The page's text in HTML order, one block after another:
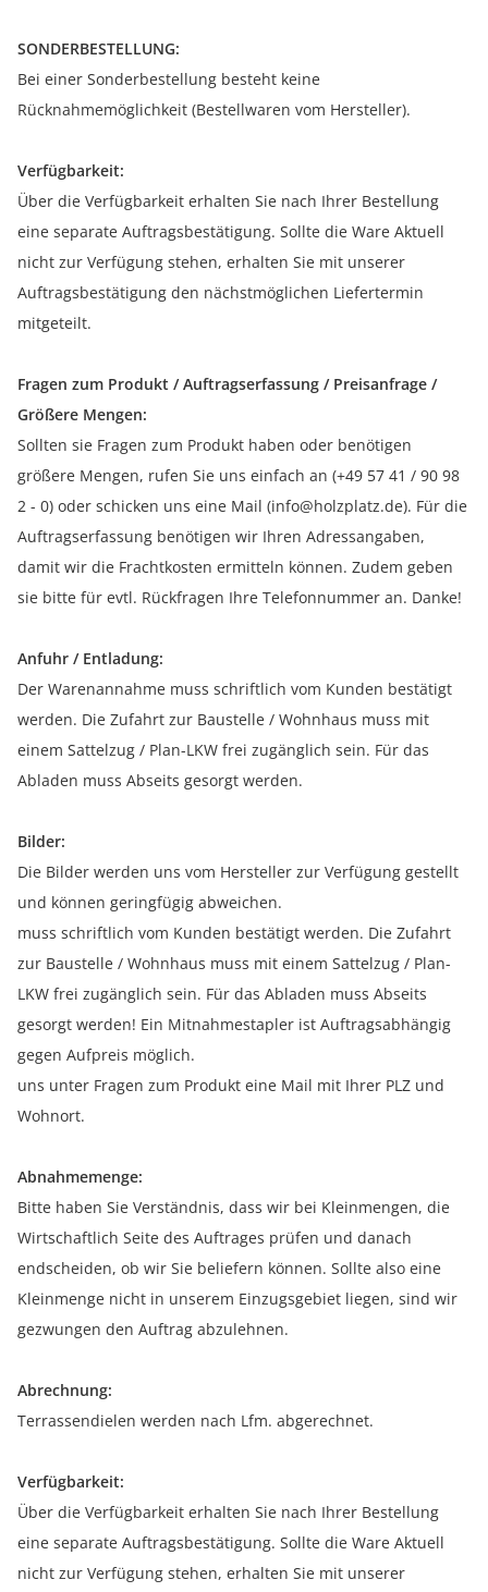
SONDERBESTELLUNG:
Bei einer Sonderbestellung besteht keine
Rücknahmemöglichkeit (Bestellwaren vom Hersteller).
Verfügbarkeit:
Über die Verfügbarkeit erhalten Sie nach Ihrer Bestellung
eine separate Auftragsbestätigung. Sollte die Ware Aktuell
nicht zur Verfügung stehen, erhalten Sie mit unserer
Auftragsbestätigung den nächstmöglichen Liefertermin
mitgeteilt.
Fragen zum Produkt / Auftragserfassung / Preisanfrage /
Größere Mengen:
Sollten sie Fragen zum Produkt haben oder benötigen
größere Mengen, rufen Sie uns einfach an (+49 57 41 / 90 98
2 - 0) oder schicken uns eine Mail (info@holzplatz.de). Für die
Auftragserfassung benötigen wir Ihren Adressangaben,
damit wir die Frachtkosten ermitteln können. Zudem geben
sie bitte für evtl. Rückfragen Ihre Telefonnummer an. Danke!
Anfuhr / Entladung:
Der Warenannahme muss schriftlich vom Kunden bestätigt
werden. Die Zufahrt zur Baustelle / Wohnhaus muss mit
einem Sattelzug / Plan-LKW frei zugänglich sein. Für das
Abladen muss Abseits gesorgt werden.
Bilder:
Die Bilder werden uns vom Hersteller zur Verfügung gestellt
und können geringfügig abweichen.
muss schriftlich vom Kunden bestätigt werden. Die Zufahrt
zur Baustelle / Wohnhaus muss mit einem Sattelzug / Plan-
LKW frei zugänglich sein. Für das Abladen muss Abseits
gesorgt werden! Ein Mitnahmestapler ist Auftragsabhängig
gegen Aufpreis möglich.
uns unter Fragen zum Produkt eine Mail mit Ihrer PLZ und
Wohnort.
Abnahmemenge:
Bitte haben Sie Verständnis, dass wir bei Kleinmengen, die
Wirtschaftlich Seite des Auftrages prüfen und danach
endscheiden, ob wir Sie beliefern können. Sollte also eine
Kleinmenge nicht in unserem Einzugsgebiet liegen, sind wir
gezwungen den Auftrag abzulehnen.
Abrechnung:
Terrassendielen werden nach Lfm. abgerechnet.
Verfügbarkeit:
Über die Verfügbarkeit erhalten Sie nach Ihrer Bestellung
eine separate Auftragsbestätigung. Sollte die Ware Aktuell
nicht zur Verfügung stehen, erhalten Sie mit unserer